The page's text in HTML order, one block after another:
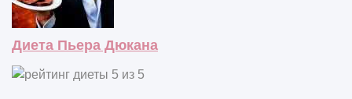
Диета Пьера Дюкана